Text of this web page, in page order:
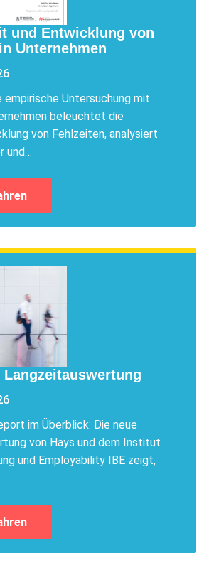
und Entwicklung von
Unternehmen
empirische Untersuchung mit
beleuchtet die
von Fehlzeiten, analysiert
und…
Langzeitauswertung
im Überblick: Die neue
von Hays und dem Institut
und Employability IBE zeigt,